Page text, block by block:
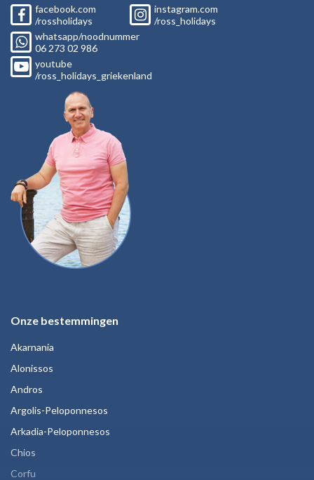
facebook.com
/rossholidays
instagram.com
/ross_holidays
whatsapp/noodnummer
06 273 02 986
youtube
/ross_holidays_griekenland
Onze bestemmingen
Akarnania
Alonissos
Andros
Argolis-Peloponnesos
Arkadia-Peloponnesos
Chios
Corfu